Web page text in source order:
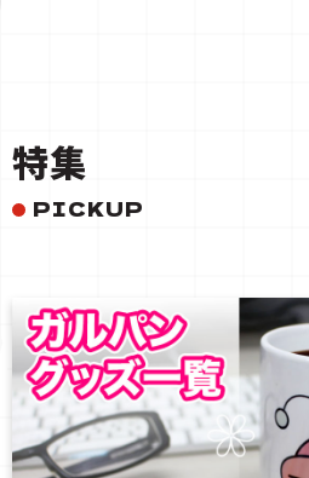
特集
PICKUP